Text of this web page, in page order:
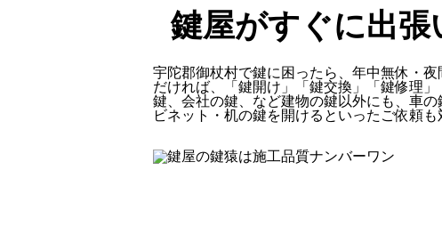
鍵屋がすぐに出張
宇陀郡御杖村で鍵に困ったら、年中無休・
だければ、「鍵開け」「鍵交換」「鍵修理
鍵、会社の鍵、など建物の鍵以外にも、車
ビネット・机の鍵を開けるといったご依頼